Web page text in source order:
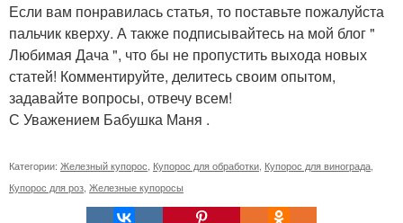
Если вам понравилась статья, то поставьте пожалуйста
пальчик кверху. А также подписывайтесь на мой блог "
Любимая Дача ", что бы не пропустить выхода новых
статей! Комментируйте, делитесь своим опытом,
задавайте вопросы, отвечу всем!
С Уважением Бабушка Маня .
Категории: Железный купорос Купорос для обработки Купорос для винограда
Купорос для роз Железные купоросы